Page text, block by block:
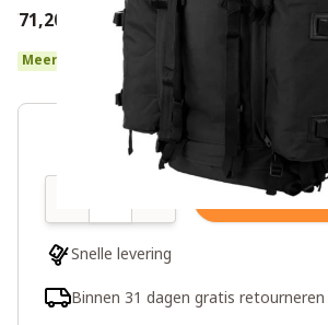
€71,20 €89,00
Meer dan 10 op voorraad
In winkelwagen
Snelle levering
Binnen 31 dagen gratis retourneren